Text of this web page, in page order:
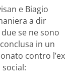
e Biagio
a dir
se ne sono
in un
contro l’ex